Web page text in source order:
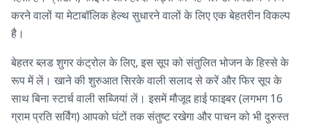
करने वालों या मेटाबॉलिक हेल्थ सुधारने वालों के लिए एक बेहतरीन विकल्प
है।
बेहतर ब्लड शुगर कंट्रोल के लिए, इस सूप को संतुलित भोजन के हिस्से के
रूप में लें। खाने की शुरुआत सिरके वाली सलाद से करें और फिर सूप के
साथ बिना स्टार्च वाली सब्जियां लें। इसमें मौजूद हाई फाइबर (लगभग 16
ग्राम प्रति सर्विंग) आपको घंटों तक संतुष्ट रखेगा और पाचन को भी दुरुस्त